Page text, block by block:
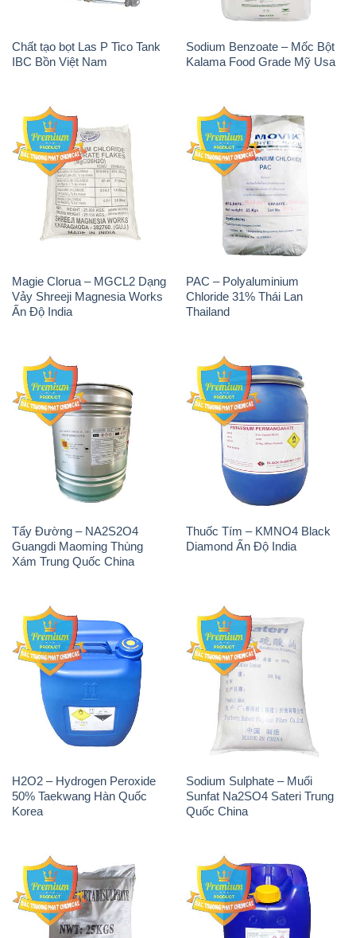
Chất tạo bọt Las P Tico Tank
IBC Bồn Việt Nam
Sodium Benzoate – Mốc Bột
Kalama Food Grade Mỹ Usa
Magie Clorua – MGCL2 Dạng
Vảy Shreeji Magnesia Works
Ấn Độ India
PAC – Polyaluminium
Chloride 31% Thái Lan
Thailand
Tẩy Đường – NA2S2O4
Guangdi Maoming Thùng
Xám Trung Quốc China
Thuốc Tím – KMNO4 Black
Diamond Ấn Độ India
H2O2 – Hydrogen Peroxide
50% Taekwang Hàn Quốc
Korea
Sodium Sulphate – Muối
Sunfat Na2SO4 Sateri Trung
Quốc China